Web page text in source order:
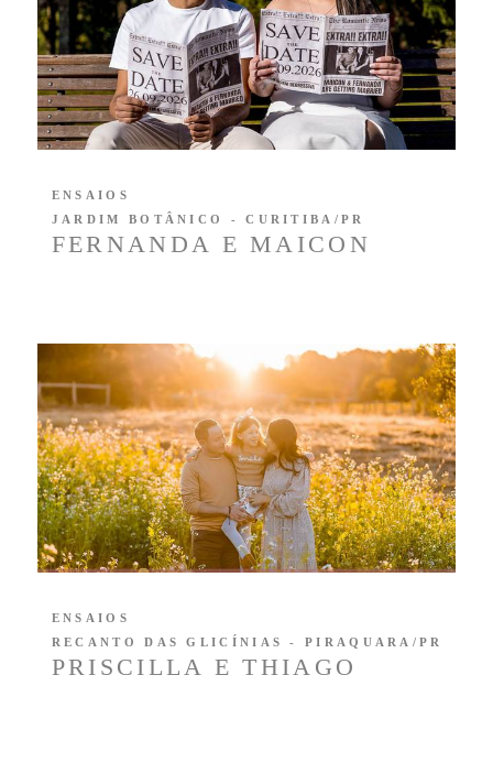
FERNANDA E MAICON
ENSAIOS
JARDIM BOTÂNICO - CURITIBA/PR
PRISCILLA E THIAGO
ENSAIOS
RECANTO DAS GLICÍNIAS - PIRAQUARA/PR